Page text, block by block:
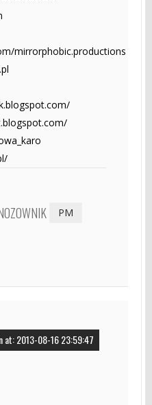
mirrorphobic.productions
PM
at: 2013-08-16 23:59:47